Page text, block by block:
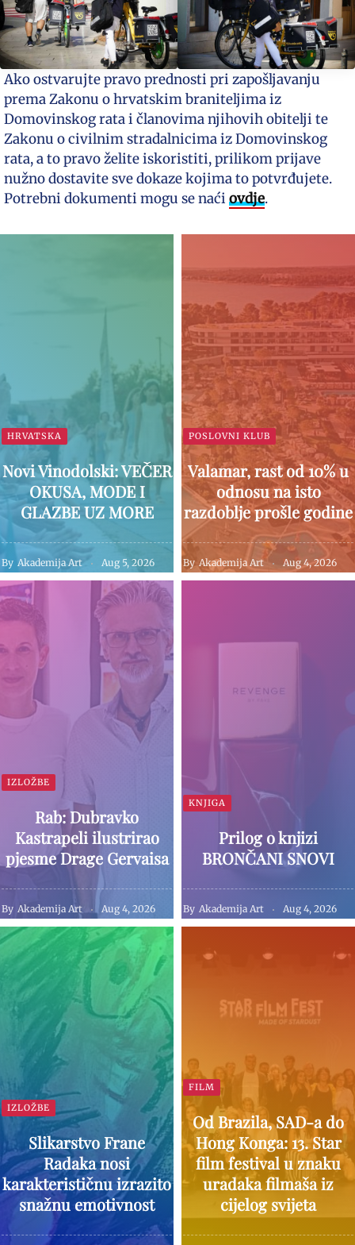
Ako ostvarujte pravo prednosti pri zapošljavanju
prema Zakonu o hrvatskim braniteljima iz
Domovinskog rata i članovima njihovih obitelji te
Zakonu o civilnim stradalnicima iz Domovinskog
rata, a to pravo želite iskoristiti, prilikom prijave
nužno dostavite sve dokaze kojima to potvrđujete.
Potrebni dokumenti mogu se naći ovdje.
HRVATSKA
Novi Vinodolski: VEČER
OKUSA, MODE I
GLAZBE UZ MORE
By Akademija Art Aug 5, 2026
POSLOVNI KLUB
Valamar, rast od 10% u
odnosu na isto
razdoblje prošle godine
By Akademija Art Aug 4, 2026
IZLOŽBE
Rab: Dubravko
Kastrapeli ilustrirao
pjesme Drage Gervaisa
By Akademija Art Aug 4, 2026
KNJIGA
Prilog o knjizi
BRONČANI SNOVI
By Akademija Art Aug 4, 2026
IZLOŽBE
Slikarstvo Frane
Radaka nosi
karakterističnu izrazito
snažnu emotivnost
FILM
Od Brazila, SAD-a do
Hong Konga: 13. Star
film festival u znaku
uradaka filmaša iz
cijelog svijeta